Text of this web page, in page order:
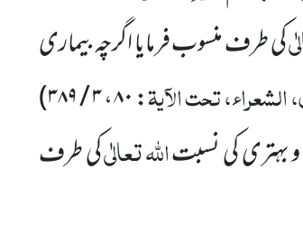
کی طرف منسوب فرمایا اگرچہ بیماری
الشعراء، تحت الآیۃ:۸۰،۳ / ۳۸۹
)
بہتری کی نسبتاللہتعالٰیکی طرف